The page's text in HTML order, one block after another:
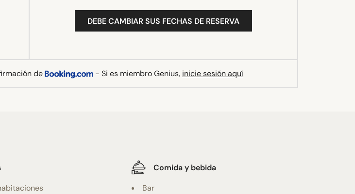
DEBE CAMBIAR SUS FECHAS DE RESERVA
de - Si es miembro Genius, inicie sesión aquí
Comida y bebida
Bar